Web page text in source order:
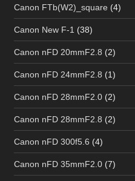
Canon FTb(W2)_square (4)
Canon New F-1 (38)
Canon nFD 20mmF2.8 (2)
Canon nFD 24mmF2.8 (1)
Canon nFD 28mmF2.0 (2)
Canon nFD 28mmF2.8 (2)
Canon nFD 300f5.6 (4)
Canon nFD 35mmF2.0 (7)